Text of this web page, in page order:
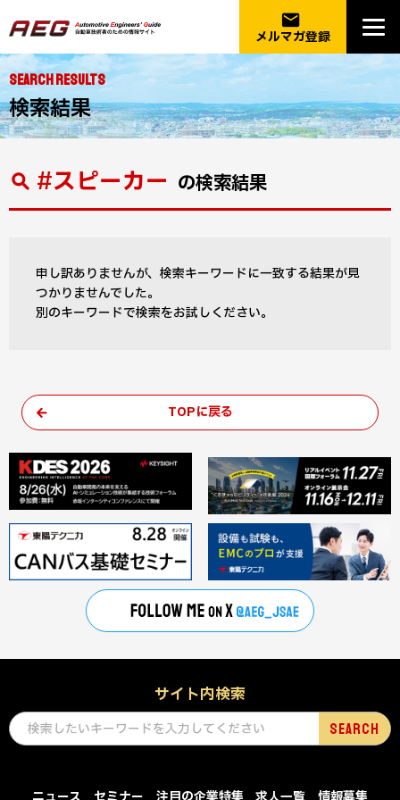
email
メルマガ登録
SEARCH RESULTS
検索結果
#スピーカー の検索結果
申し訳ありませんが、検索キーワードに一致する結果が見
つかりませんでした。
別のキーワードで検索をお試しください。
TOPに戻る
サイト内検索